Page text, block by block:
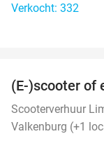
Verkocht: 332
(E-)scooter of
Scooterverhuur
Valkenburg (+1